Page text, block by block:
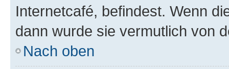
Internetcafé, befindest. Wenn
dann wurde sie vermutlich von
Nach oben